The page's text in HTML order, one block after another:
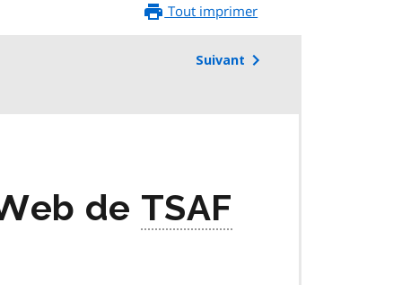
Tout imprimer
Suivant
de TSAF